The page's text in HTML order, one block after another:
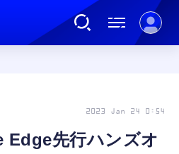
AI
Edge先行ハンズオ
2023 Jan 24 0:54